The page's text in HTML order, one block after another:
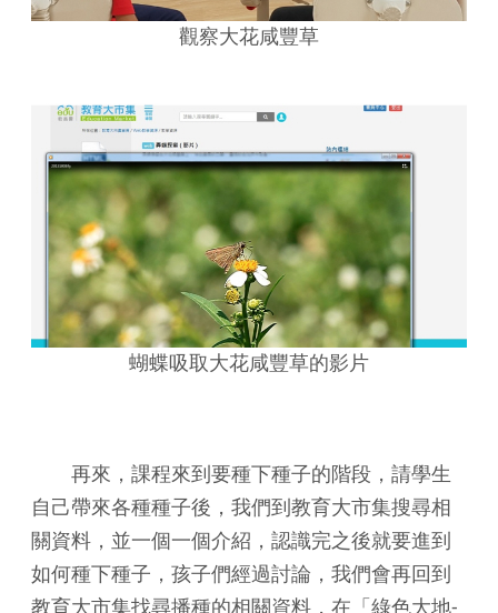
觀察大花咸豐草
蝴蝶吸取大花咸豐草的影片
再來，課程來到要種下種子的階段，請學生
自己帶來各種種子後，我們到教育大市集搜尋相
關資料，並一個一個介紹，認識完之後就要進到
如何種下種子，孩子們經過討論，我們會再回到
教育大市集找尋播種的相關資料，在「綠色大地-